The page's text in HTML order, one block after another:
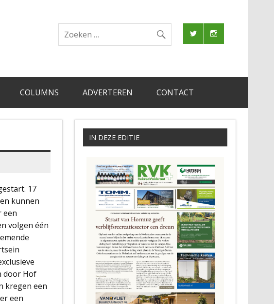
COLUMNS ADVERTEREN CONTACT
17
kunnen
een
volgen één
door Hof
kregen een
een
IN DEZE EDITIE